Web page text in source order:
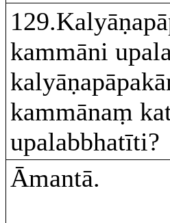
kammāni
kammānaṃ
upalabbhatīti?
Āmantā.